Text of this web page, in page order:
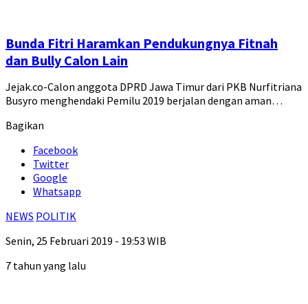
Bunda Fitri Haramkan Pendukungnya Fitnah
dan Bully Calon Lain
Jejak.co-Calon anggota DPRD Jawa Timur dari PKB Nurfitriana
Busyro menghendaki Pemilu 2019 berjalan dengan aman…
Bagikan
Facebook
Twitter
Google
Whatsapp
NEWS POLITIK
Senin, 25 Februari 2019 - 19:53 WIB
7 tahun yang lalu